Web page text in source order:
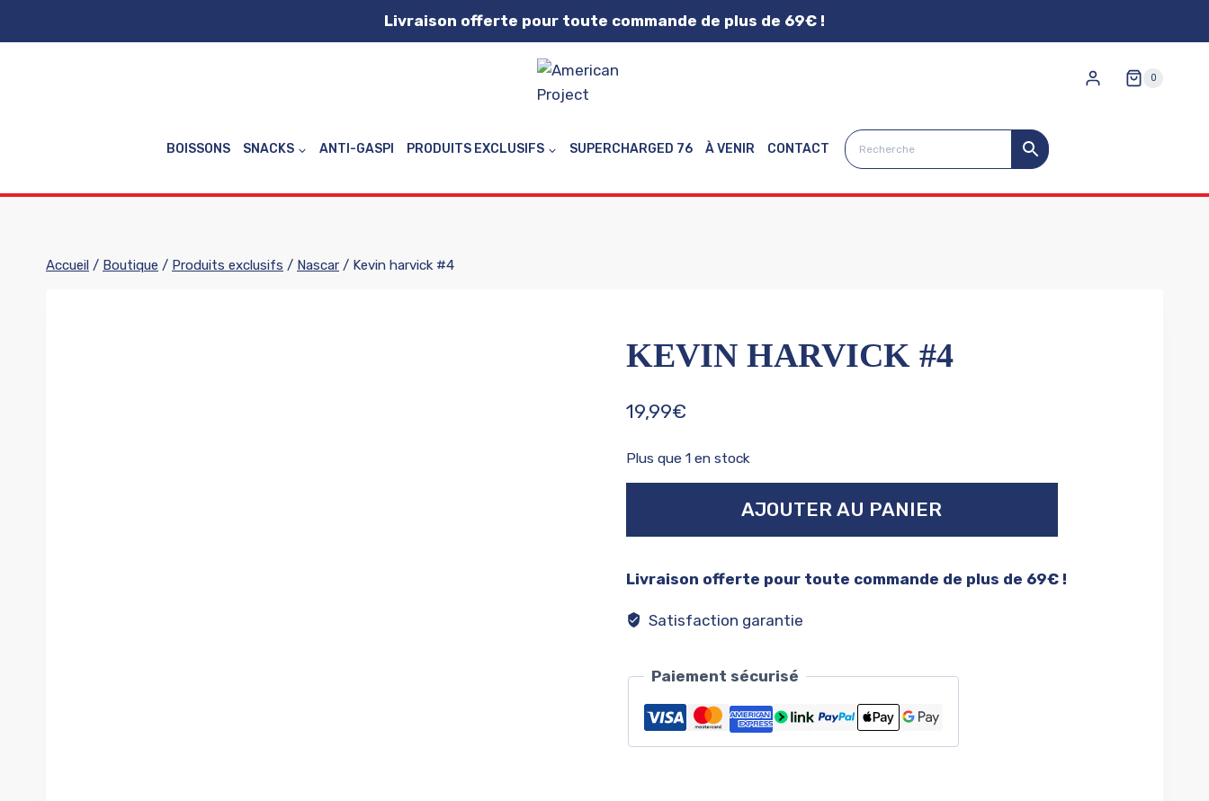
Livraison offerte pour toute commande de plus de 69€ !
0
BOISSONS SNACKS ANTI-GASPI PRODUITS EXCLUSIFS SUPERCHARGED 76 À VENIR CONTACT
Accueil / Boutique / Produits exclusifs / Nascar / Kevin harvick #4
KEVIN HARVICK #4
19,99€
Plus que 1 en stock
Kevin
AJOUTER AU PANIER
Livraison offerte pour toute commande de plus de 69€ !
Satisfaction garantie
Paiement sécurisé